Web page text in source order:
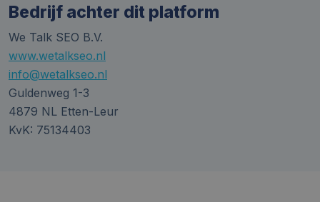
Bedrijf achter dit platform
We Talk SEO B.V.
www.wetalkseo.nl
info@wetalkseo.nl
Guldenweg 1-3
4879 NL Etten-Leur
KvK: 75134403